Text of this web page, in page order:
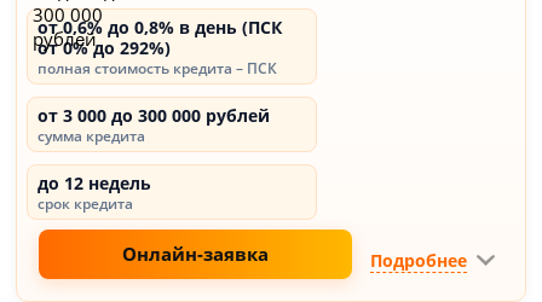
от 0,6% до 0,8% в день (ПСК
от 0% до 292%)
полная стоимость кредита – ПСК
от 3 000 до 300 000 рублей
сумма кредита
до 12 недель
срок кредита
Онлайн-заявка Подробнее